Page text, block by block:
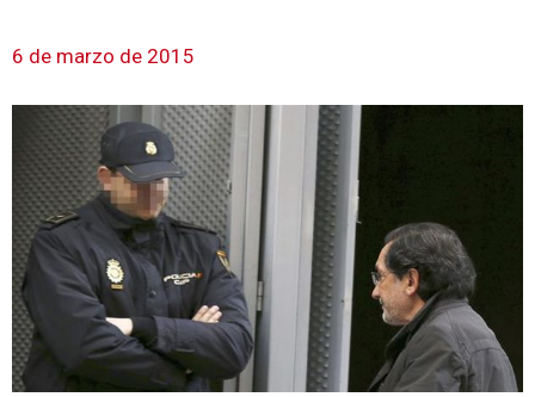
6 de marzo de 2015